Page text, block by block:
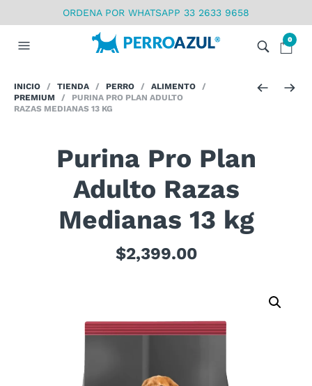
ORDENA POR WHATSAPP 33 2633 9658
0
INICIO / TIENDA / PERRO / ALIMENTO /
PREMIUM / PURINA PRO PLAN ADULTO
RAZAS MEDIANAS 13 KG
Purina Pro Plan
Adulto Razas
Medianas 13 kg
$2,399.00